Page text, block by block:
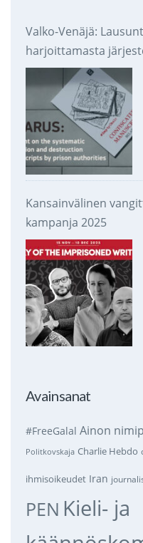
Valko-Venäjä:
harjoittamasta
takavarikoinnista ja
Kansainvälinen
kampanja 2025
Avainsanat
#FreeGalal Ainon
Politkovskaja Charlie Hebdo
ihmisoikeudet Iran
PEN Kieli- ja